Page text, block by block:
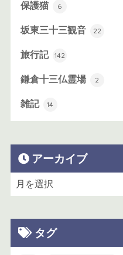
保護猫 6
坂東三十三観音 22
旅行記 142
鎌倉十三仏霊場 2
雑記 14
アーカイブ
タグ